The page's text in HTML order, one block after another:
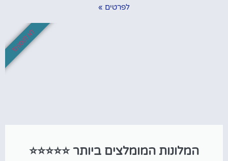
לפרטים »
המלונות המומלצים ביותר ⭐⭐⭐⭐⭐
לא לפספס!